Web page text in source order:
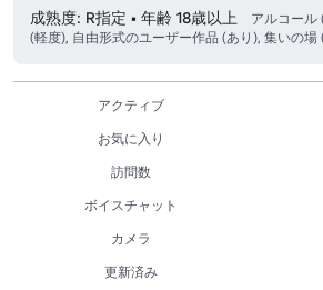
成熟度: R指定 • 年齢 18歳以上
アルコール
(軽度), 自由形式のユーザー作品 (あり), 集いの場
アクティブ
お気に入り
訪問数
ボイスチャット
カメラ
更新済み